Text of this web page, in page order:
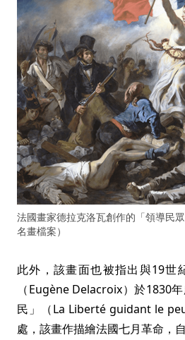
法國畫家德拉克洛瓦創作的「領導民
名畫檔案）
此外，該畫面也被指出與19世
（Eugène Delacroix）於1830
民」（La Liberté guidant le
處，該畫作描繪法國七月革命，